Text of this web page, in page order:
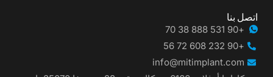
اتصل بنا
+90 531 888 38 70
+90 232 608 72 56
info@mitimplant.com